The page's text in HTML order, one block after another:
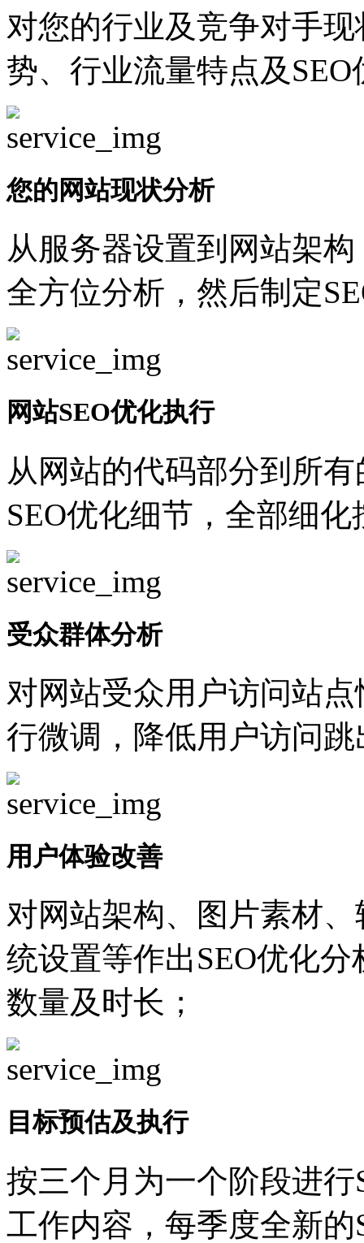
对您的行业及竞争对手
势、行业流量特点及
您的网站现状分析
从服务器设置到网站架
全方位分析，然后制定
网站SEO优化执行
从网站的代码部分到所
SEO优化细节，全部细
受众群体分析
对网站受众用户访问站
行微调，降低用户访问
用户体验改善
对网站架构、图片素材
统设置等作出SEO优化
数量及时长；
目标预估及执行
按三个月为一个阶段进
工作内容，每季度全新